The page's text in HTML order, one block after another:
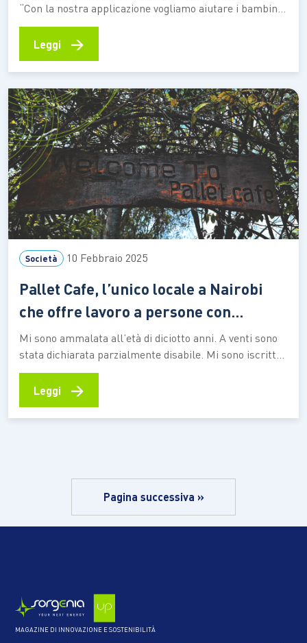
“Con la nostra applicazione vogliamo aiutare i bambini
a esprimere un potenziale disagio, per prevenire che
comportamenti sbagliati sfocino in situazioni più gravi”
fisica e sessuale nello sport, offrendo assistenza legale
e supporto terapeutico alle vittime,…
Leggi →
Società 10 Febbraio 2025
Pallet Cafe, l’unico locale a Nairobi
che offre lavoro a persone con
disabilità
Mi sono ammalata all’età di diciotto anni. A venti sono
stata dichiarata parzialmente disabile. Mi sono iscritta,
per un breve periodo, alle liste di collocamento
protette. Nulla serviva però a risollevare quella orrenda
fino alla mia mente. La disabilità del corpo non…
Leggi →
Pagina successiva »
MAGAZINE DI INNOVAZIONE E SOSTENIBILITÀ